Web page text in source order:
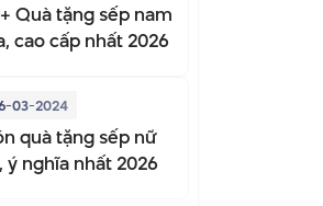
Quà tặng sếp nam
cao cấp nhất 2026
03-2024
quà tặng sếp nữ
ý nghĩa nhất 2026